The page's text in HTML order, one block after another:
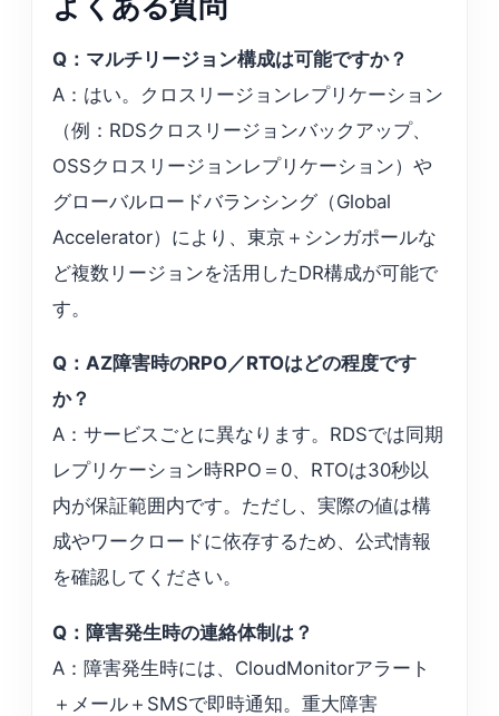
Q：マルチリージョン構成は可能ですか？
A：はい。クロスリージョンレプリケーション
（例：RDSクロスリージョンバックアップ、
OSSクロスリージョンレプリケーション）や
グローバルロードバランシング（Global
Accelerator）により、東京＋シンガポールな
ど複数リージョンを活用したDR構成が可能で
す。
Q：AZ障害時のRPO／RTOはどの程度です
か？
A：サービスごとに異なります。RDSでは同期
レプリケーション時RPO＝0、RTOは30秒以
内が保証範囲内です。ただし、実際の値は構
成やワークロードに依存するため、公式情報
を確認してください。
Q：障害発生時の連絡体制は？
A：障害発生時には、CloudMonitorアラート
＋メール＋SMSで即時通知。重大障害